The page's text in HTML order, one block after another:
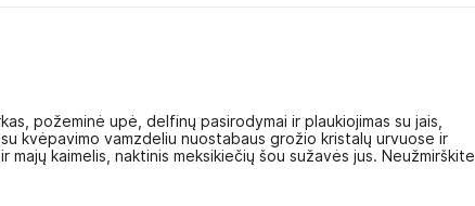
požeminė upė, delfinų pasirodymai ir plaukiojimas su jais,
kvėpavimo vamzdeliu nuostabaus grožio kristalų urvuose ir
kaimelis, naktinis meksikiečių šou sužavės jus. Neužmirškite